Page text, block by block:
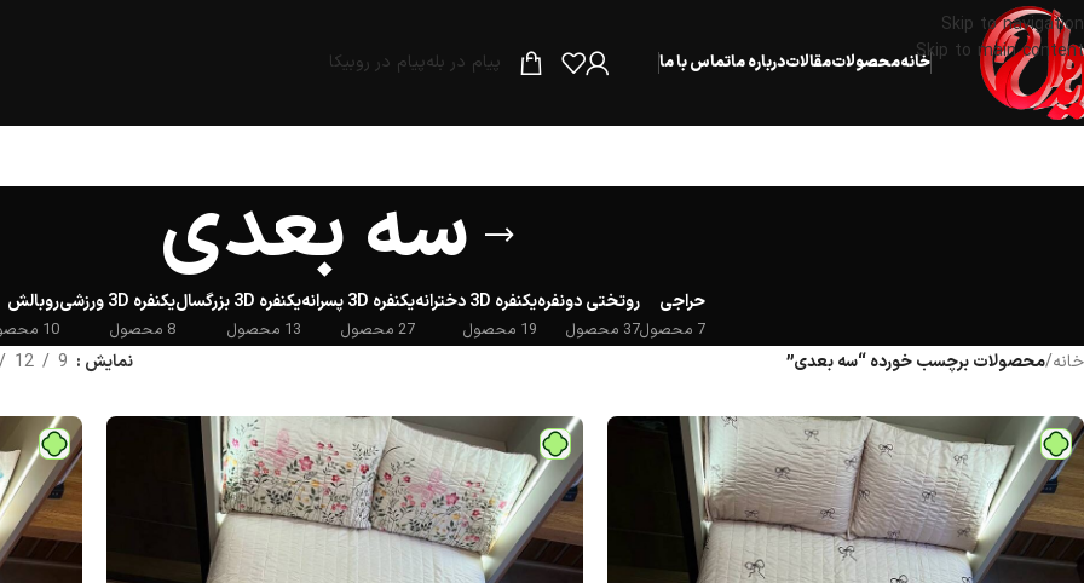
Skip to navigation
Skip to main contentخانهمحصولاتمقالاتدرباره ماتماس با ما پیام در بلهپیام در روبیکا
سه بعدی
حراجی
7 محصول
روتختی دونفره
37 محصول
یکنفره 3D دخترانه
19 محصول
یکنفره 3D پسرانه
27 محصول
یکنفره 3D بزرگسال
13 محصول
یکنفره 3D ورزشی
8 محصول
روبالش
10 محصول
خانه/محصولات برچسب خورده “سه بعدی” نمایش 9
12